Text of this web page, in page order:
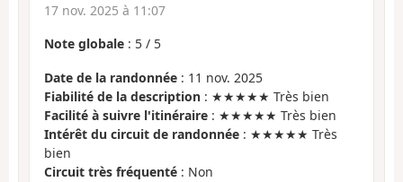
17 nov. 2025 à 11:07
Note globale : 5 / 5
Date de la randonnée : 11 nov. 2025
Fiabilité de la description : ★★★★★ Très bien
Facilité à suivre l'itinéraire : ★★★★★ Très bien
Intérêt du circuit de randonnée : ★★★★★ Très
bien
Circuit très fréquenté : Non